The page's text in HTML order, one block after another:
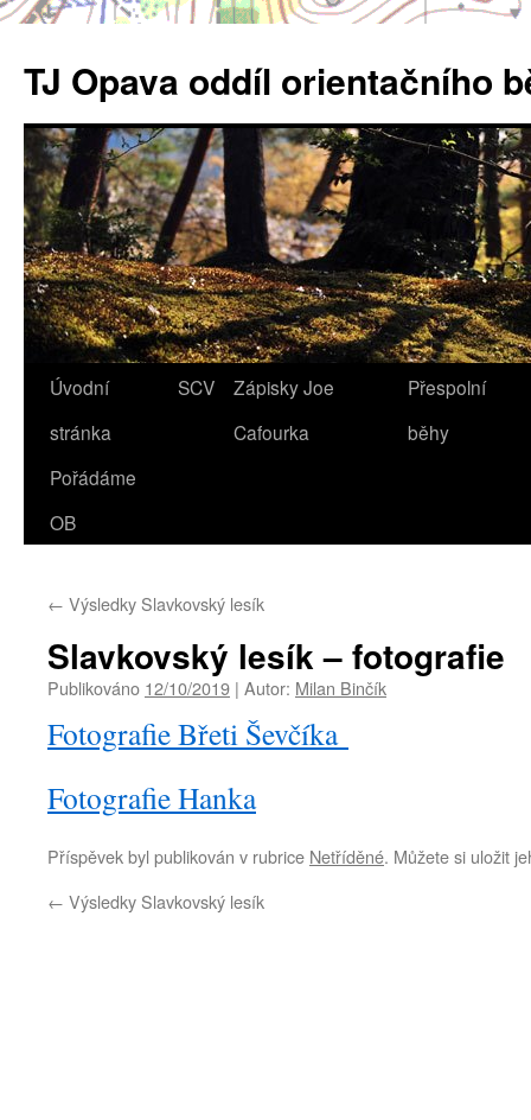
obsahu
webu
TJ Opava oddíl orientačního
Úvodní
stránka
SCV
Zápisky Joe
Cafourka
Přespolní
běhy
Pořádáme
OB
← Výsledky Slavkovský lesík
Slavkovský lesík – fotografie
Publikováno 12/10/2019 | Autor: Milan Binčík
Fotografie Břeti Ševčíka
Fotografie Hanka
Příspěvek byl publikován v rubrice Netříděné. Můžete si uložit
← Výsledky Slavkovský lesík